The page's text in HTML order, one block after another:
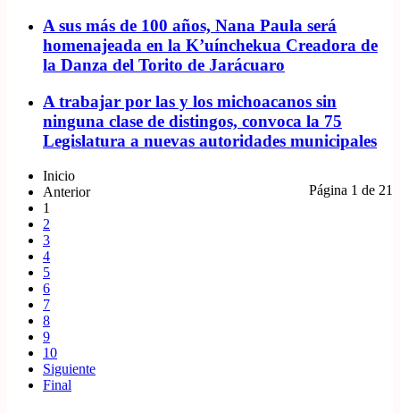
A sus más de 100 años, Nana Paula será
homenajeada en la K’uínchekua Creadora de
la Danza del Torito de Jarácuaro
A trabajar por las y los michoacanos sin
ninguna clase de distingos, convoca la 75
Legislatura a nuevas autoridades municipales
Página 1 de 21
Inicio
Anterior
1
2
3
4
5
6
7
8
9
10
Siguiente
Final